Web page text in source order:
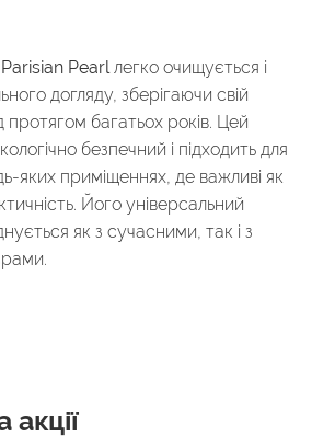
Pearl легко очищується і
догляду, зберігаючи свій
протягом багатьох років. Цей
безпечний і підходить для
яких приміщеннях, де важливі як
Його універсальний
як з сучасними, так і з
акції